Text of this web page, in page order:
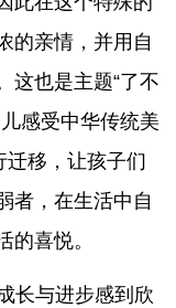
的亲情，并用自
这也是主题“了不
感受中华传统美
迁移，让孩子们
者，在生活中自
的喜悦。
长与进步感到欣